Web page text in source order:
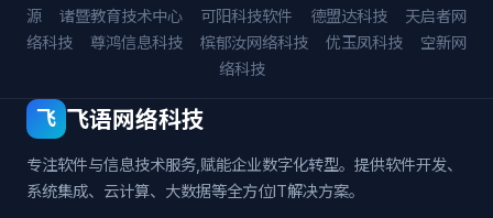
源
诸暨教育技术中心 可阳科技软件 德盟达科技
天启者网
络科技
尊鸿信息科技 槟郁汝网络科技 优玉凤科技
空新网
络科技
飞 飞语网络科技
专注软件与信息技术服务,赋能企业数字化转型。提供软件开发、
系统集成、云计算、大数据等全方位IT解决方案。